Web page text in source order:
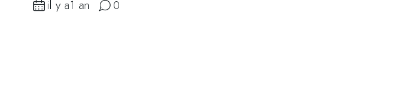
il y a1 an 0